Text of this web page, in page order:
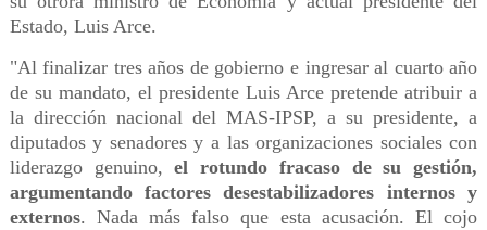
Estado, Luis Arce.
"Al finalizar tres años de gobierno e ingresar al cuarto año
de su mandato, el presidente Luis Arce pretende atribuir a
la dirección nacional del MAS-IPSP, a su presidente, a
diputados y senadores y a las organizaciones sociales con
liderazgo genuino,el rotundo fracaso de su gestión,
argumentando factores desestabilizadores internos y
externos. Nada más falso que esta acusación. El cojo